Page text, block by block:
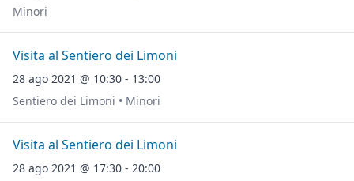
Minori
Visita al Sentiero dei Limoni
28 ago 2021 @ 10:30 - 13:00
Sentiero dei Limoni • Minori
Visita al Sentiero dei Limoni
28 ago 2021 @ 17:30 - 20:00